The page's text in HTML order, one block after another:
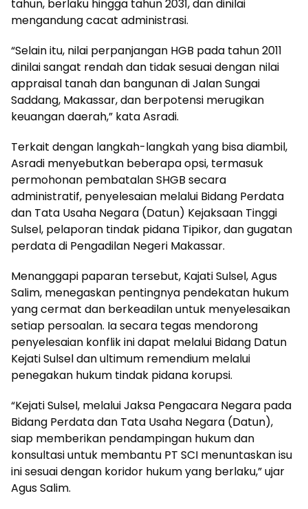
tahun, berlaku hingga tahun 2031, dan dinilai
mengandung cacat administrasi.
“Selain itu, nilai perpanjangan HGB pada tahun 2011
dinilai sangat rendah dan tidak sesuai dengan nilai
appraisal tanah dan bangunan di Jalan Sungai
Saddang, Makassar, dan berpotensi merugikan
keuangan daerah,” kata Asradi.
Terkait dengan langkah-langkah yang bisa diambil,
Asradi menyebutkan beberapa opsi, termasuk
permohonan pembatalan SHGB secara
administratif, penyelesaian melalui Bidang Perdata
dan Tata Usaha Negara (Datun) Kejaksaan Tinggi
Sulsel, pelaporan tindak pidana Tipikor, dan gugatan
perdata di Pengadilan Negeri Makassar.
Menanggapi paparan tersebut, Kajati Sulsel, Agus
Salim, menegaskan pentingnya pendekatan hukum
yang cermat dan berkeadilan untuk menyelesaikan
setiap persoalan. Ia secara tegas mendorong
penyelesaian konflik ini dapat melalui Bidang Datun
Kejati Sulsel dan ultimum remendium melalui
penegakan hukum tindak pidana korupsi.
“Kejati Sulsel, melalui Jaksa Pengacara Negara pada
Bidang Perdata dan Tata Usaha Negara (Datun),
siap memberikan pendampingan hukum dan
konsultasi untuk membantu PT SCI menuntaskan isu
ini sesuai dengan koridor hukum yang berlaku,” ujar
Agus Salim.